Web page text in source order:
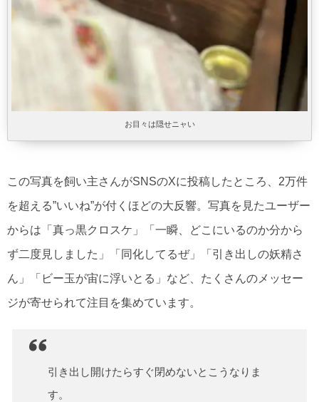
お目々は隠せニャい
この写真を飼い主さんがSNSのXに投稿したところ、2万件
を超える”いいね”が付くほどの大反響。写真を見たユーザー
からは「真っ黒クロスケ」「一瞬、どこにいるのか分から
ず二度見しました」「同化してるぜ」「引き出しの妖精さ
ん」「ビー玉が宙に浮いとる」など、たくさんのメッセー
ジが寄せられて注目を集めています。
引き出し開けたらすぐ閉めないとこうなりま
す。